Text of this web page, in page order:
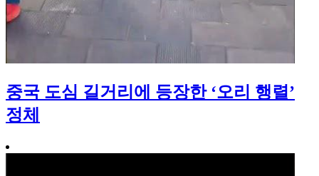
중국 도심 길거리에 등장한 ‘오리 행렬’
정체